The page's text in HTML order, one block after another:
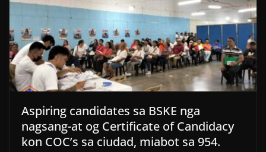
Aspiring candidates sa BSKE nga
nagsang-at og Certificate of Candidacy
kon COC’s sa ciudad, miabot sa 954.